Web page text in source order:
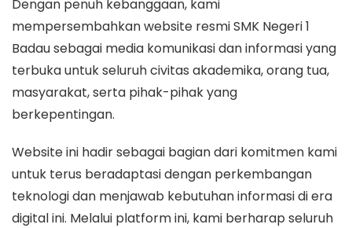
Dengan penuh kebanggaan, kami
mempersembahkan website resmi SMK Negeri 1
Badau sebagai media komunikasi dan informasi yang
terbuka untuk seluruh civitas akademika, orang tua,
masyarakat, serta pihak-pihak yang
berkepentingan.
Website ini hadir sebagai bagian dari komitmen kami
untuk terus beradaptasi dengan perkembangan
teknologi dan menjawab kebutuhan informasi di era
digital ini. Melalui platform ini, kami berharap seluruh